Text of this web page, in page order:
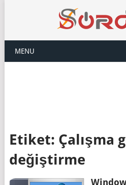
MENU
Etiket: Çalışma
değiştirme